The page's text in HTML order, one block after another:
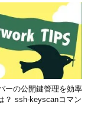
ーの公開鍵管理を効率
？ ssh-keyscanコマン